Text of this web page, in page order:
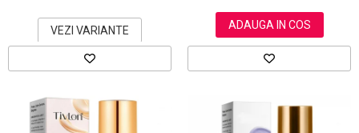
VEZI VARIANTE ADAUGA IN COS